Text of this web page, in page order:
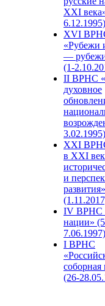
XXI
6.12.1995)
XVI
«Рубежи
—
(1-
II ВРНС
духовное
3.02.1995)
XХI
в XXI
и
развития»
IV ВРНС
нации»
7.06.1997)
I ВРНС
(26-